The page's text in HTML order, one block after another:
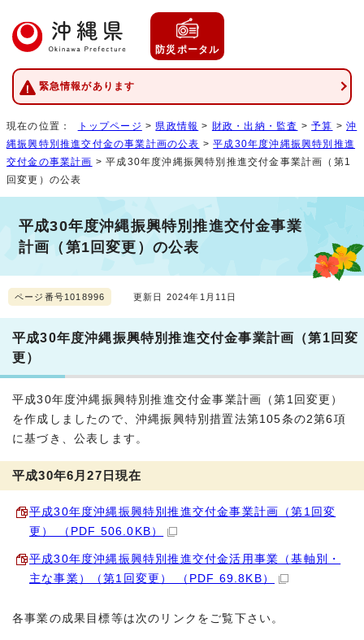
防災ポータル
緊急情報があります
現在の位置： トップページ > 県政情報 > 財政・出納・監査 >予算 >沖
縄振興特別推進交付金の事業計画の公表 >平成30年度沖縄振興特別推進
交付金の事業計画 > 平成30年度沖縄振興特別推進交付金事業計画（第1
回変更）の公表
平成30年度沖縄振興特別推進交付金事業
計画（第1回変更）の公表
ページ番号1018996 更新日 2024年1月11日
平成30年度沖縄振興特別推進交付金事業計画（第1回変
更）
平成30年度沖縄振興特別推進交付金事業計画（第1回変更）
を作成しましたので、沖縄振興特別措置法第105条の2第6項
に基づき、公表します。
平成30年6月27日現在
平成30年度沖縄振興特別推進交付金事業計画（第1回変
更） （PDF 506.0KB）
平成30年度沖縄振興特別推進交付金活用事業（基軸別・
主な事業）（第1回変更） （PDF 69.8KB）
各事業の成果目標等は次のリンクをご覧下さい。